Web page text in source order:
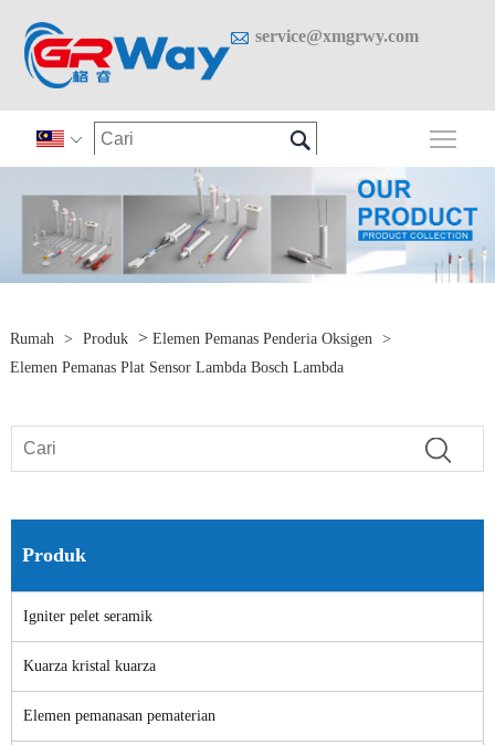
 service@xmgrwy.com
 
Rumah > Produk > Elemen Pemanas Penderia Oksigen
>
Elemen Pemanas Plat Sensor Lambda Bosch Lambda
Produk
Igniter pelet seramik
Kuarza kristal kuarza
Elemen pemanasan pematerian